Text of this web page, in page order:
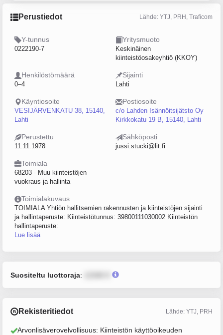
Perustiedot Lähde: YTJ, PRH, Traficom
Y-tunnus
0222190-7
Yritysmuoto
Keskinäinen
kiinteistöosakeyhtiö (KKOY)
Henkilöstömäärä
0–4
Sijainti
Lahti
Käyntiosoite
VESIJÄRVENKATU 38, 15140,
Lahti
Postiosoite
c/o Lahden Isännöitsijätsto Oy
Kirkkokatu 19 B, 15140, Lahti
Perustettu
11.11.1978
Sähköposti
jussi.stucki@lit.fi
Toimiala
68203 - Muu kiinteistöjen
vuokraus ja hallinta
Toimialakuvaus
TOIMIALA Yhtiön hallitsemien rakennusten ja kiinteistöjen sijainti
ja hallintaperuste: Kiinteistötunnus: 39800111030002 Kiinteistön
hallintaperuste:
Lue lisää
Suositeltu luottoraja:
Rekisteritiedot Lähde: YTJ, PRH
Arvonlisäverovelvollisuus: Kiinteistön käyttöoikeuden